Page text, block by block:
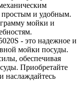
простым и удобным.
мойки и
- это надежное и
мойки посуды.
обеспечивая
Приобретайте
наслаждайтесь